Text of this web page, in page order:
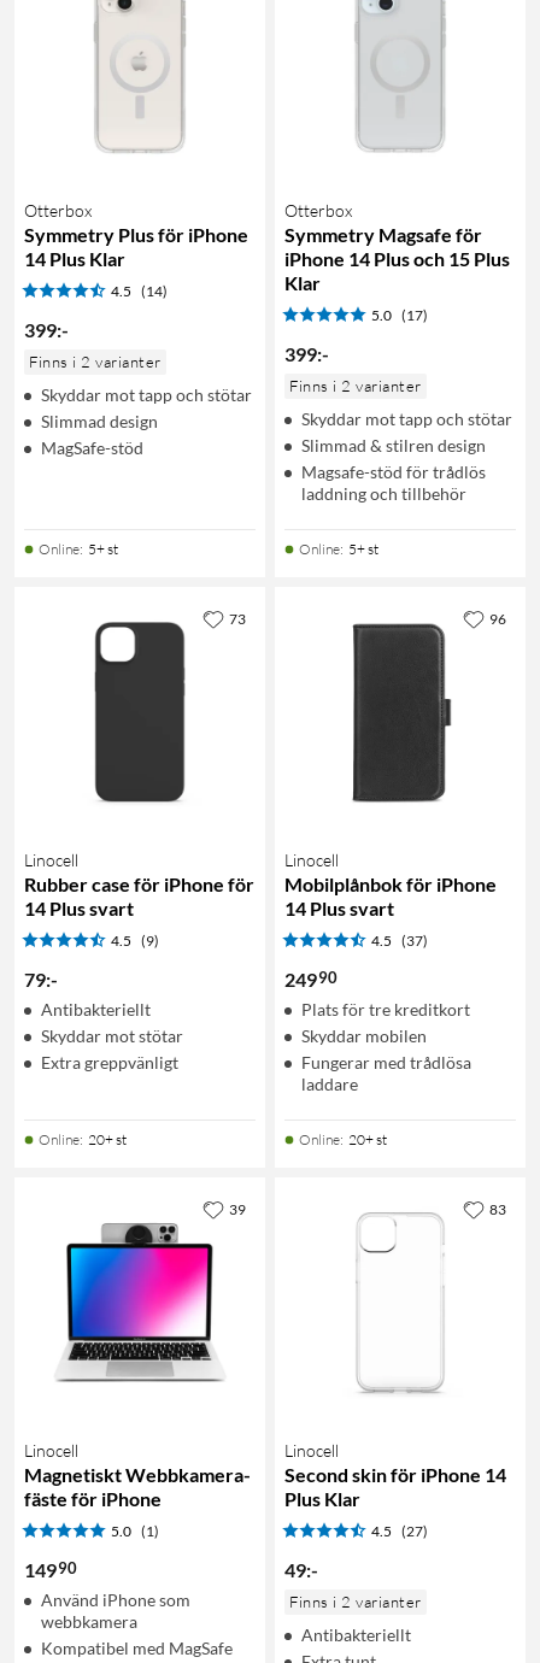
Otterbox
Symmetry Plus för iPhone
14 Plus Klar
4.5 (14)
399:-
Finns i 2 varianter
Skyddar mot tapp och stötar
Slimmad design
MagSafe-stöd
Online: 5+ st
Otterbox
Symmetry Magsafe för
iPhone 14 Plus och 15 Plus
Klar
5.0 (17)
399:-
Finns i 2 varianter
Skyddar mot tapp och stötar
Slimmad & stilren design
Magsafe-stöd för trådlös
laddning och tillbehör
Online: 5+ st
Linocell
Rubber case för iPhone för
14 Plus svart
4.5 (9)
79:-
Antibakteriellt
Skyddar mot stötar
Extra greppvänligt
Online: 20+ st
73
Linocell
Mobilplånbok för iPhone
14 Plus svart
4.5 (37)
24990
Plats för tre kreditkort
Skyddar mobilen
Fungerar med trådlösa
laddare
Online: 20+ st
96
Linocell
Magnetiskt Webbkamera-
fäste för iPhone
5.0 (1)
14990
Använd iPhone som
webbkamera
Kompatibel med MagSafe
39
Linocell
Second skin för iPhone 14
Plus Klar
4.5 (27)
49:-
Finns i 2 varianter
Antibakteriellt
83